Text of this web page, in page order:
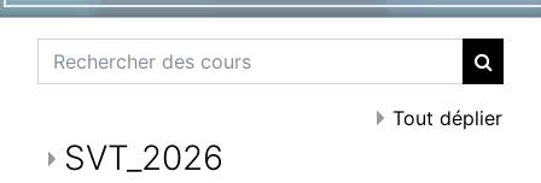
Rechercher des cours
Tout déplier
SVT_2026